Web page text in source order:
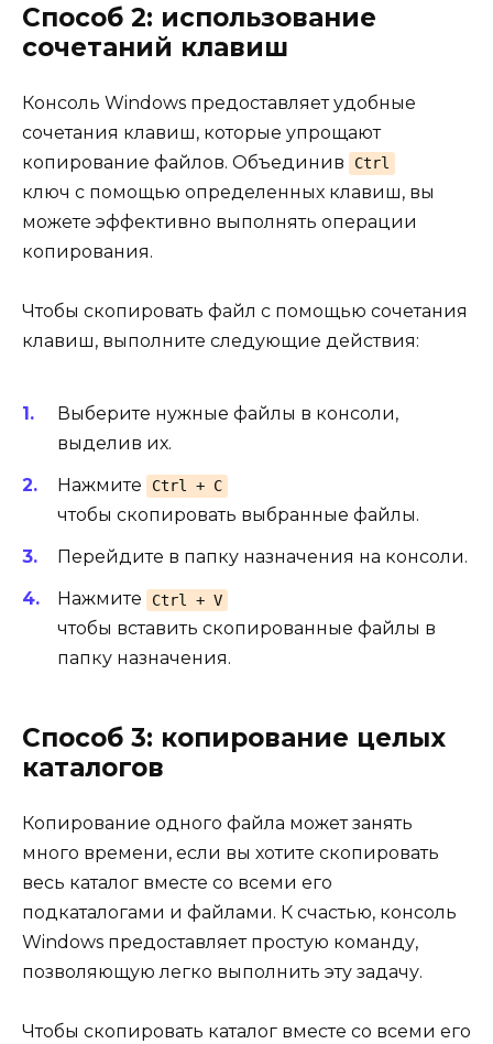
Способ 2: использование
сочетаний клавиш
Консоль Windows предоставляет удобные
сочетания клавиш, которые упрощают
копирование файлов. Объединив
Ctrl
ключ с помощью определенных клавиш, вы
можете эффективно выполнять операции
копирования.
Чтобы скопировать файл с помощью сочетания
клавиш, выполните следующие действия:
Выберите нужные файлы в консоли,
выделив их.
Нажмите Ctrl + C
чтобы скопировать выбранные файлы.
Перейдите в папку назначения на консоли.
Нажмите Ctrl + V
чтобы вставить скопированные файлы в
папку назначения.
Способ 3: копирование целых
каталогов
Копирование одного файла может занять
много времени, если вы хотите скопировать
весь каталог вместе со всеми его
подкаталогами и файлами. К счастью, консоль
Windows предоставляет простую команду,
позволяющую легко выполнить эту задачу.
Чтобы скопировать каталог вместе со всеми его